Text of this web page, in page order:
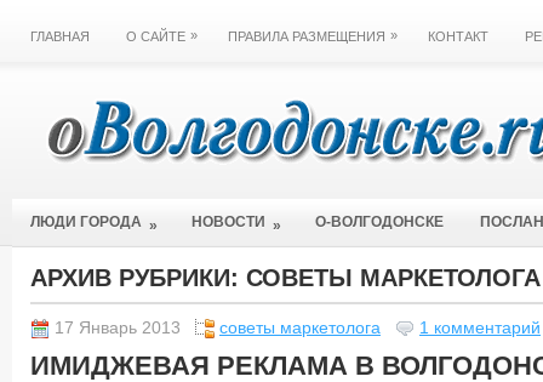
ГЛАВНАЯ О САЙТЕ » ПРАВИЛА РАЗМЕЩЕНИЯ » КОНТАКТ
ЛЮДИ ГОРОДА » НОВОСТИ » О-ВОЛГОДОНСКЕ
АРХИВ РУБРИКИ: СОВЕТЫ МАРКЕТОЛОГА
17 Январь 2013 советы маркетолога 1 комментарий
ИМИДЖЕВАЯ РЕКЛАМА В